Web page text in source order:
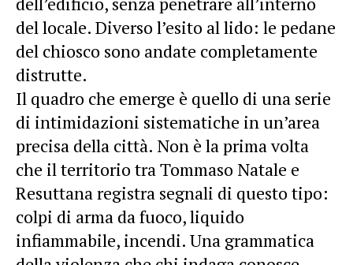
del locale. Diverso l’esito al lido: le pedane
del chiosco sono andate completamente
distrutte.
Il quadro che emerge è quello di una serie
di intimidazioni sistematiche in un’area
precisa della città. Non è la prima volta
che il territorio tra Tommaso Natale e
Resuttana registra segnali di questo tipo:
colpi di arma da fuoco, liquido
infiammabile, incendi. Una grammatica